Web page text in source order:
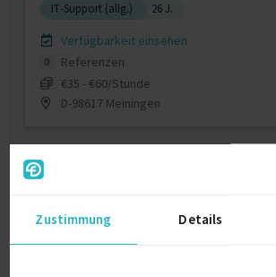
Zustimmung Details
IT-Support (allg.)
26 J.
Verfügbarkeit einsehen
0
Referenzen
€35 - €60/Stunde
D-98617 Meiningen